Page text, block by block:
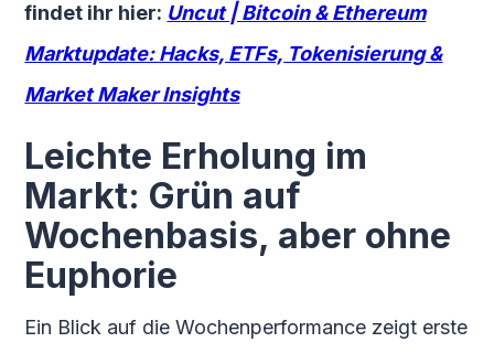
findet ihr hier: Uncut | Bitcoin & Ethereum
Marktupdate: Hacks, ETFs, Tokenisierung &
Market Maker Insights
Leichte Erholung im
Markt: Grün auf
Wochenbasis, aber ohne
Euphorie
Ein Blick auf die Wochenperformance zeigt erste